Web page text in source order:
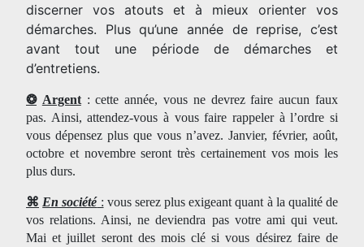
discerner vos atouts et à mieux orienter vos
démarches. Plus qu’une année de reprise, c’est
avant tout une période de démarches et
d’entretiens.
❂ Argent: cette année, vous ne devrez faire aucun faux
pas. Ainsi, attendez-vous à vous faire rappeler à l’ordre si
vous dépensez plus que vous n’avez. Janvier, février, août,
octobre et novembre seront très certainement vos mois les
plus durs.
⌘ En société: vous serez plus exigeant quant à la qualité de
vos relations. Ainsi, ne deviendra pas votre ami qui veut.
Mai et juillet seront des mois clé si vous désirez faire de